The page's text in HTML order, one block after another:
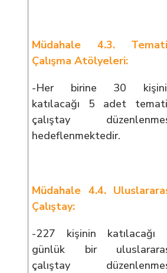
Müdahale 4.3.
Çalışma Atölyeleri:
-Her birine 30
katılacağı 5 adet
çalıştay
hedeflenmektedir.
Müdahale 4.4.
Çalıştay:
-227 kişinin katılacağı
günlük bir
çalıştay